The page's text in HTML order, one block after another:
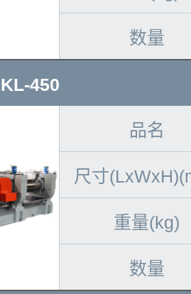
数量
450
品名
尺寸
重量(kg)
数量